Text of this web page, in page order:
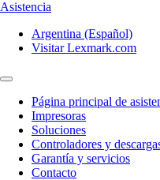
Asistencia
Argentina (Español)
Visitar Lexmark.com
Página principal de
Impresoras
Soluciones
Controladores y
Garantía y servicios
Contacto